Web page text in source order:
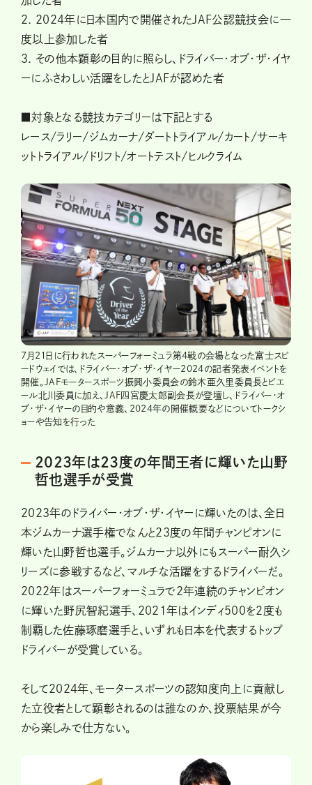
2. 2024年に日本国内で開催されたJAF公認競技会に一
度以上参加した者
3. その他本顕彰の目的に照らし、ドライバー・オブ・ザ・イヤ
ーにふさわしい活躍をしたとJAFが認めた者
■対象となる競技カテゴリーは下記とする
レース/ラリー/ジムカーナ/ダートトライアル/カート/サーキ
ットトライアル/ドリフト/オートテスト/ヒルクライム
7月21日に行われたスーパーフォーミュラ第4戦の会場となった富士スピ
ードウェイでは、ドライバー・オブ・ザ・イヤー2024の記者発表イベントを
開催。JAFモータースポーツ振興小委員会の鈴木亜久里委員長とピエ
ール北川委員に加え、JAF四宮慶太郎副会長が登壇し、ドライバー・オ
ブ・ザ・イヤーの目的や意義、2024年の開催概要などについてトークシ
ョーや告知を行った
2023年は23度の年間王者に輝いた山野
哲也選手が受賞
2023年のドライバー・オブ・ザ・イヤーに輝いたのは、全日
本ジムカーナ選手権でなんと23度の年間チャンピオンに
輝いた山野哲也選手。ジムカーナ以外にもスーパー耐久シ
リーズに参戦するなど、マルチな活躍をするドライバーだ。
2022年はスーパーフォーミュラで2年連続のチャンピオン
に輝いた野尻智紀選手、2021年はインディ500を2度も
制覇した佐藤琢磨選手と、いずれも日本を代表するトップ
ドライバーが受賞している。
そして2024年、モータースポーツの認知度向上に貢献し
た立役者として顕彰されるのは誰なのか、投票結果が今
から楽しみで仕方ない。